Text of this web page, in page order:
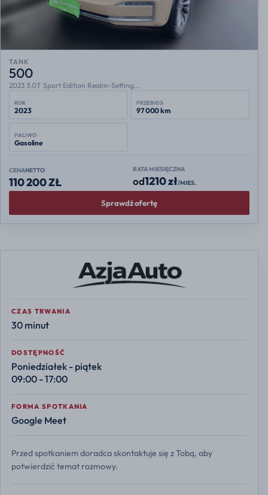
TANK
500
2023 3.0T Sport Edition Realm-Setting...
ROK
2023
PRZEBIEG
97 000 km
PALIWO
Gasoline
CENANETTO
110 200 ZŁ
RATA MIESIĘCZNA
od1210 zł/MIES.
Sprawdź ofertę
CZAS TRWANIA
30 minut
DOSTĘPNOŚĆ
Poniedziałek - piątek
09:00 - 17:00
FORMA SPOTKANIA
Google Meet
Przed spotkaniem doradca skontaktuje się z Tobą, aby
potwierdzić temat rozmowy.